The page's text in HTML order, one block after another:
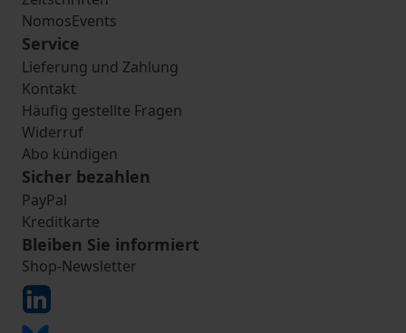
NomosEvents
Service
Lieferung und Zahlung
Kontakt
Häufig gestellte Fragen
Widerruf
Abo kündigen
Sicher bezahlen
PayPal
Kreditkarte
Bleiben Sie informiert
Shop-Newsletter